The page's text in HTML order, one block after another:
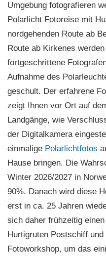
Umgebung fotografieren
Polarlicht Fotoreise mit
nordgehenden Route ab
Route ab Kirkenes
fortgeschrittene
Aufnahme des
geschult. Der erfahrene
zeigt Ihnen vor Ort auf
Landgänge, wie
der Digitalkamera
einmalige Polarlichtfotos
Hause bringen. Die
Winter 2026/2027 in
90%. Danach wird diese
erst in ca. 25 Jahren
sich daher frühzeitig
Hurtigruten Postschiff und
Fotoworkshop, um das